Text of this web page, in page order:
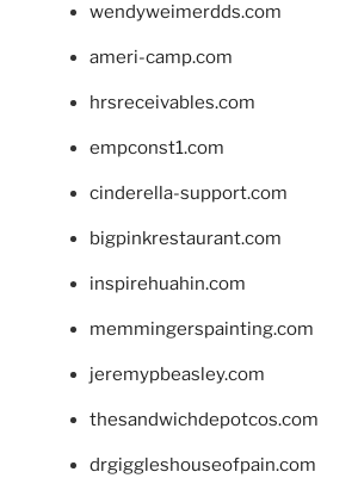
wendyweimerdds.com
ameri-camp.com
hrsreceivables.com
empconst1.com
cinderella-support.com
bigpinkrestaurant.com
inspirehuahin.com
memmingerspainting.com
jeremypbeasley.com
thesandwichdepotcos.com
drgiggleshouseofpain.com